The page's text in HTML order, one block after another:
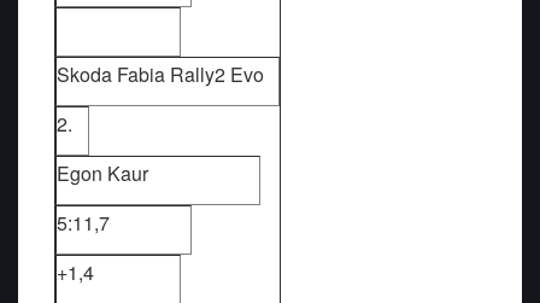
Skoda Fabia Rally2 Evo
2.
Egon Kaur
5:11,7
+1,4